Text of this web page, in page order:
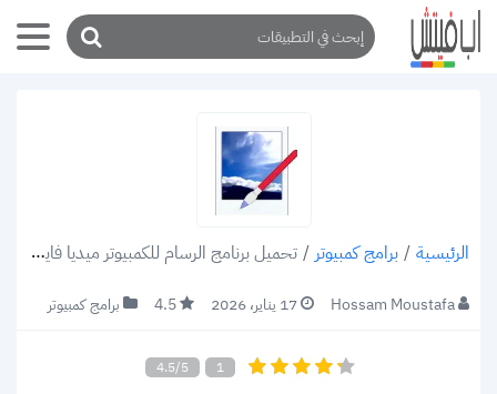
الرئيسية / برامج كمبيوتر / تحميل برنامج الرسام للكمبيوتر ميديا فاير: تنزيل Paint.NET EXE القديم للويندوز
Hossam Moustafa 17 يناير، 2026 4.5 برامج كمبيوتر
4.5/5 1